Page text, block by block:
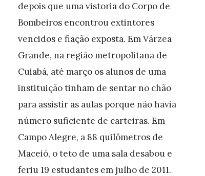
depois que uma vistoria do Corpo de
Bombeiros encontrou extintores
vencidos e fiação exposta. Em Várzea
Grande, na região metropolitana de
Cuiabá, até março os alunos de uma
instituição tinham de sentar no chão
para assistir as aulas porque não havia
número suficiente de carteiras. Em
Campo Alegre, a 88 quilômetros de
Maceió, o teto de uma sala desabou e
feriu 19 estudantes em julho de 2011.